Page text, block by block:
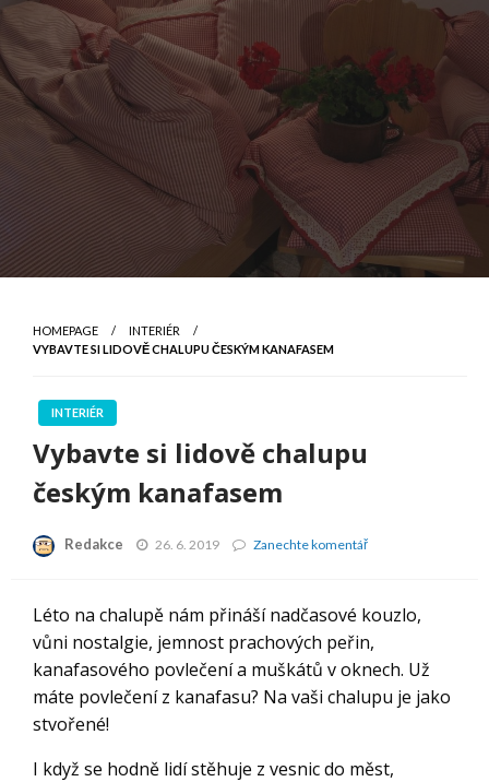
HOMEPAGE
INTERIÉR
VYBAVTE SI LIDOVĚ CHALUPU ČESKÝM KANAFASEM
INTERIÉR
Vybavte si lidově chalupu
českým kanafasem
Redakce 26. 6. 2019 Zanechte komentářVybavte
českým
kanafasem
Léto na chalupě nám přináší nadčasové kouzlo,
vůni nostalgie, jemnost prachových peřin,
kanafasového povlečení a muškátů v oknech. Už
máte povlečení z kanafasu? Na vaši chalupu je jako
stvořené!
I když se hodně lidí stěhuje z vesnic do měst,